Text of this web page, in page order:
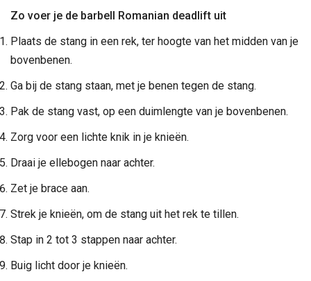
Zo voer je de barbell Romanian deadlift uit
Plaats de stang in een rek, ter hoogte van het midden van je
bovenbenen.
Ga bij de stang staan, met je benen tegen de stang.
Pak de stang vast, op een duimlengte van je bovenbenen.
Zorg voor een lichte knik in je knieën.
Draai je ellebogen naar achter.
Zet je brace aan.
Strek je knieën, om de stang uit het rek te tillen.
Stap in 2 tot 3 stappen naar achter.
Buig licht door je knieën.